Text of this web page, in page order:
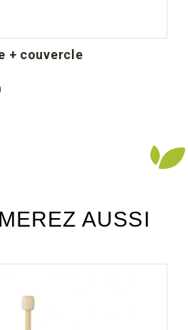
+ couvercle
AUSSI